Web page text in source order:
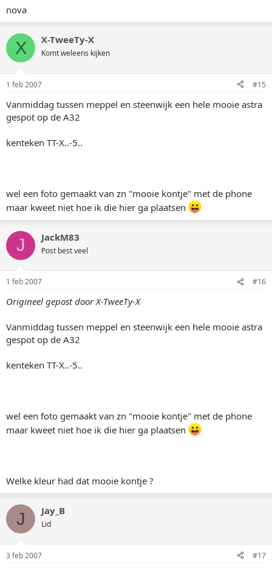
nova
X X-TweeTy-X
Komt weleens kijken
1 feb 2007 #15
Vanmiddag tussen meppel en steenwijk een hele mooie astra
gespot op de A32
kenteken TT-X..-5..
wel een foto gemaakt van zn "mooie kontje" met de phone
maar kweet niet hoe ik die hier ga plaatsen
J JackM83
Post best veel
1 feb 2007 #16
Origineel gepost door X-TweeTy-X
Vanmiddag tussen meppel en steenwijk een hele mooie astra
gespot op de A32
kenteken TT-X..-5..
wel een foto gemaakt van zn "mooie kontje" met de phone
maar kweet niet hoe ik die hier ga plaatsen
Welke kleur had dat mooie kontje ?
J Jay_B
Lid
3 feb 2007 #17